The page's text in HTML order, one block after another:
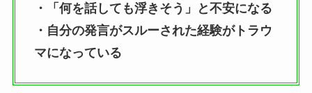
・「何を話しても浮きそう」と不安になる
・自分の発言がスルーされた経験がトラウ
マになっている